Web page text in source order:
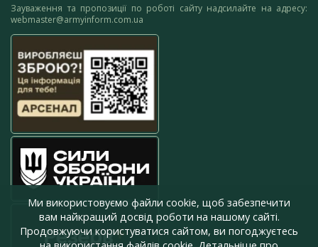
Зауваження та пропозиції по роботі сайту надсилайте на адресу:
webmaster@armyinform.com.ua
Ми використовуємо файли cookie, щоб забезпечити
вам найкращий досвід роботи на нашому сайті.
Продовжуючи користуватися сайтом, ви погоджуєтесь